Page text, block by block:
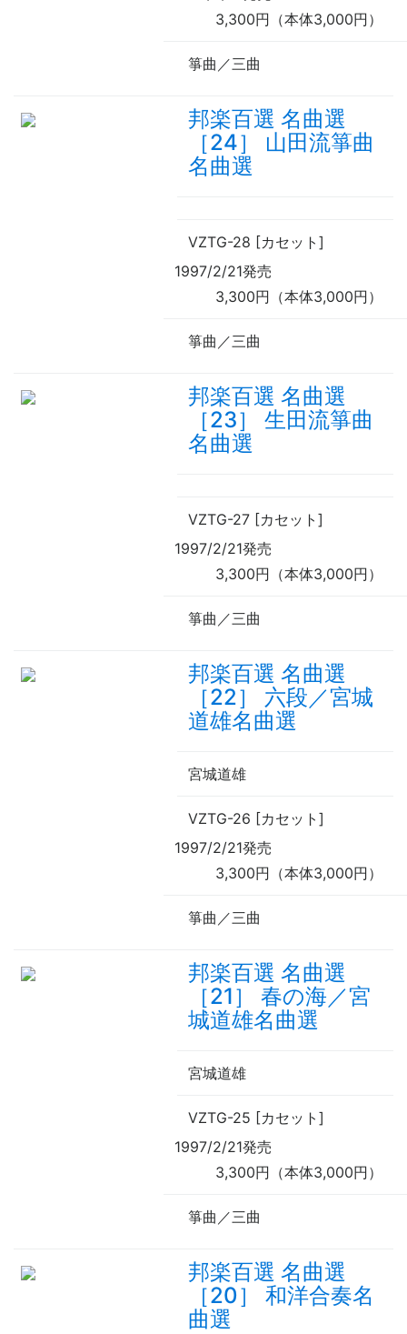
3,300円（本体3,000円）
箏曲／三曲
邦楽百選 名曲選
［24］ 山田流箏曲
名曲選
VZTG-28 [カセット]
1997/2/21発売
3,300円（本体3,000円）
箏曲／三曲
邦楽百選 名曲選
［23］ 生田流箏曲
名曲選
VZTG-27 [カセット]
1997/2/21発売
3,300円（本体3,000円）
箏曲／三曲
邦楽百選 名曲選
［22］ 六段／宮城
道雄名曲選
宮城道雄
VZTG-26 [カセット]
1997/2/21発売
3,300円（本体3,000円）
箏曲／三曲
邦楽百選 名曲選
［21］ 春の海／宮
城道雄名曲選
宮城道雄
VZTG-25 [カセット]
1997/2/21発売
3,300円（本体3,000円）
箏曲／三曲
邦楽百選 名曲選
［20］ 和洋合奏名
曲選